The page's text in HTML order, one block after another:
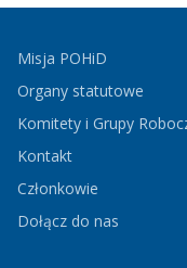
Misja POHiD
Organy statutowe
Komitety i Grupy
Kontakt
Członkowie
Dołącz do nas